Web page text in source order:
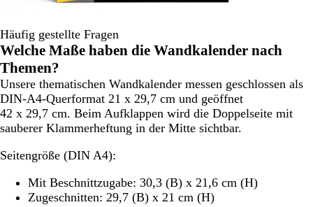
Häufig gestellte Fragen
Welche Maße haben die Wandkalender nach
Themen?
Unsere thematischen Wandkalender messen geschlossen als
DIN-A4-Querformat 21 x 29,7 cm und geöffnet
42 x 29,7 cm. Beim Aufklappen wird die Doppelseite mit
sauberer Klammerheftung in der Mitte sichtbar.
Seitengröße (DIN A4):
Mit Beschnittzugabe: 30,3 (B) x 21,6 cm (H)
Zugeschnitten: 29,7 (B) x 21 cm (H)